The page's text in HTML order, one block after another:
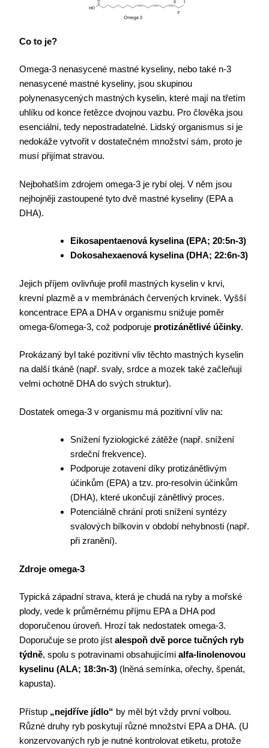
Co to je?
Omega-3 nenasycené mastné kyseliny, nebo také n-3
nenasycené mastné kyseliny, jsou skupinou
polynenasycených mastných kyselin, které mají na třetím
uhlíku od konce řetězce dvojnou vazbu. Pro člověka jsou
esenciální, tedy nepostradatelné. Lidský organismus si je
nedokáže vytvořit v dostatečném množství sám, proto je
musí přijímat stravou.
Nejbohatším zdrojem omega-3 je rybí olej. V něm jsou
nejhojněji zastoupené tyto dvě mastné kyseliny (EPA a
DHA).
Eikosapentaenová kyselina (EPA; 20:5n-3)
Dokosahexaenová kyselina (DHA; 22:6n-3)
Jejich příjem ovlivňuje profil mastných kyselin v krvi,
krevní plazmě a v membránách červených krvinek. Vyšší
koncentrace EPA a DHA v organismu snižuje poměr
omega-6/omega-3, což podporuje protizánětlivé účinky.
Prokázaný byl také pozitivní vliv těchto mastných kyselin
na další tkáně (např. svaly, srdce a mozek také začleňují
velmi ochotně DHA do svých struktur).
Dostatek omega-3 v organismu má pozitivní vliv na:
Snížení fyziologické zátěže (např. snížení
srdeční frekvence).
Podporuje zotavení díky protizánětlivým
účinkům (EPA) a tzv. pro-resolvin účinkům
(DHA), které ukončují zánětlivý proces.
Potenciálně chrání proti snížení syntézy
svalových bílkovin v období nehybnosti (např.
při zranění).
Zdroje omega-3
Typická západní strava, která je chudá na ryby a mořské
plody, vede k průměrnému příjmu EPA a DHA pod
doporučenou úroveň. Hrozí tak nedostatek omega-3.
Doporučuje se proto jíst alespoň dvě porce tučných ryb
týdně, spolu s potravinami obsahujícími alfa-linolenovou
kyselinu (ALA; 18:3n-3) (lněná semínka, ořechy, špenát,
kapusta).
Přístup „nejdříve jídlo“ by měl být vždy první volbou.
Různé druhy ryb poskytují různé množství EPA a DHA. (U
konzervovaných ryb je nutné kontrolovat etiketu, protože